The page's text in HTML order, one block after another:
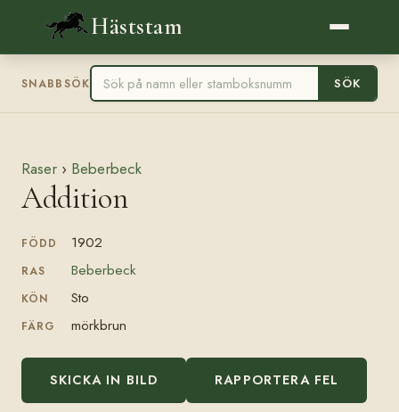
Häststam
SNABBSÖK SÖK
Raser › Beberbeck
Addition
FÖDD 1902
RAS Beberbeck
KÖN Sto
FÄRG mörkbrun
SKICKA IN BILD RAPPORTERA FEL